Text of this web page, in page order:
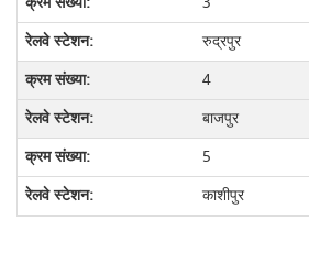
रुद्रपुर
4
बाजपुर
5
काशीपुर